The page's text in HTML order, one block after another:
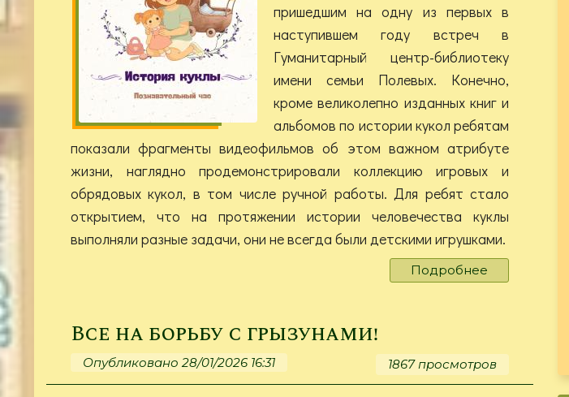
пришедшим на одну из первых в
наступившем году встреч в
Гуманитарный центр-библиотеку
имени семьи Полевых. Конечно,
кроме великолепно изданных книг и
альбомов по истории кукол ребятам
показали фрагменты видеофильмов об этом важном атрибуте
жизни, наглядно продемонстрировали коллекцию игровых и
обрядовых кукол, в том числе ручной работы. Для ребят стало
открытием, что на протяжении истории человечества куклы
выполняли разные задачи, они не всегда были детскими игрушками.
Подробнее
«Не
Все на борьбу с грызунами!
Опубликовано 28/01/2026 16:31 1867 просмотров